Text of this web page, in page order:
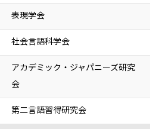
表現学会
社会言語科学会
アカデミック・ジャパニーズ研究
会
第二言語習得研究会